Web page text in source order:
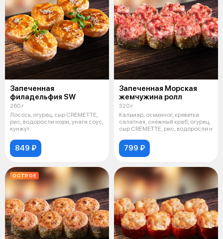
Запеченная
филадельфия SW
260 г
Лосось, огурец, сыр CREMETTE,
рис, водоросли нори, унаги соус,
кунжут.
849 ₽
Запеченная Морская
жемчужина ролл
320 г
Кальмар, осьминог, креветка
салатная, снежный краб, огурец,
сыр CREMETTE, рис, водоросли н
799 ₽
ОСТРОЕ